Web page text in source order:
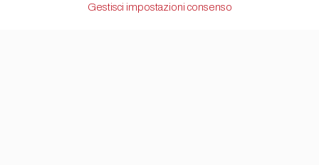
Gestisci impostazioni consenso